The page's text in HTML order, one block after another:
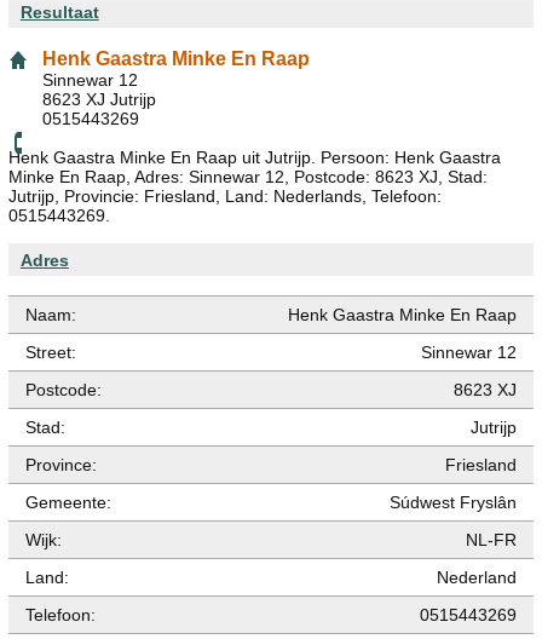
Resultaat
Henk Gaastra Minke En Raap
Sinnewar 12
8623 XJ Jutrijp
0515443269
Henk Gaastra Minke En Raap uit Jutrijp. Persoon: Henk Gaastra
Minke En Raap, Adres: Sinnewar 12, Postcode: 8623 XJ, Stad:
Jutrijp, Provincie: Friesland, Land: Nederlands, Telefoon:
0515443269.
Adres
Naam:
Henk Gaastra Minke En Raap
Street:
Sinnewar 12
Postcode:
8623 XJ
Stad:
Jutrijp
Province:
Friesland
Gemeente:
Súdwest Fryslân
Wijk:
NL-FR
Land:
Nederland
Telefoon:
0515443269